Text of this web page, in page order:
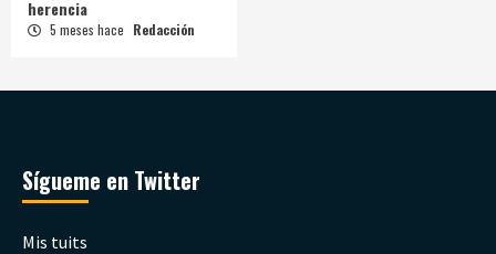
herencia
5 meses hace Redacción
Sígueme en Twitter
Mis tuits